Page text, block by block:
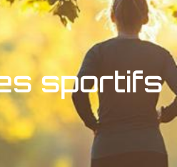
sportifs